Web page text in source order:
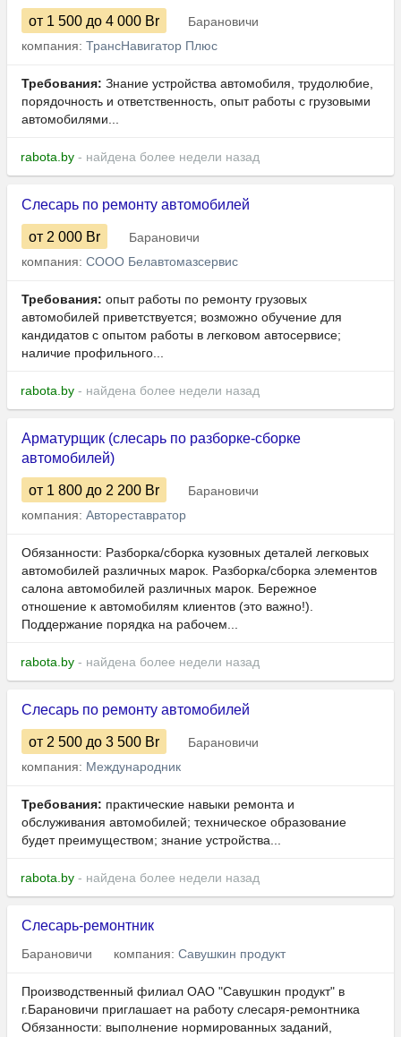
от 1 500 до 4 000 Br
Барановичи
компания: ТрансНавигатор Плюс
Требования: Знание устройства автомобиля, трудолюбие,
порядочность и ответственность, опыт работы с грузовыми
автомобилями...
rabota.by - найдена более недели назад
Слесарь по ремонту автомобилей
от 2 000 Br
Барановичи
компания: СООО Белавтомазсервис
Требования: опыт работы по ремонту грузовых
автомобилей приветствуется; возможно обучение для
кандидатов с опытом работы в легковом автосервисе;
наличие профильного...
rabota.by - найдена более недели назад
Арматурщик (слесарь по разборке-сборке
автомобилей)
от 1 800 до 2 200 Br
Барановичи
компания: Автореставратор
Обязанности: Разборка/сборка кузовных деталей легковых
автомобилей различных марок. Разборка/сборка элементов
салона автомобилей различных марок. Бережное
отношение к автомобилям клиентов (это важно!).
Поддержание порядка на рабочем...
rabota.by - найдена более недели назад
Слесарь по ремонту автомобилей
от 2 500 до 3 500 Br
Барановичи
компания: Международник
Требования: практические навыки ремонта и
обслуживания автомобилей; техническое образование
будет преимуществом; знание устройства...
rabota.by - найдена более недели назад
Слесарь-ремонтник
Барановичи компания: Савушкин продукт
Производственный филиал ОАО "Савушкин продукт" в
г.Барановичи приглашает на работу слесаря-ремонтника
Обязанности: выполнение нормированных заданий,